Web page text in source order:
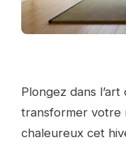
Plongez dans
transformer votre
chaleureux cet